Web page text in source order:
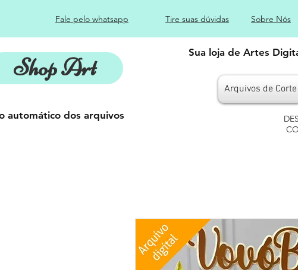
Fale pelo whatsapp Tire suas dúvidas Sobre Nós
Shop Art
Sua loja de Artes
Arquivos de Corte
automático dos arquivos